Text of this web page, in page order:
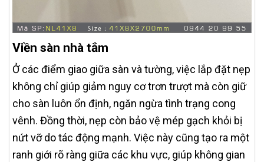
Viền sàn nhà tắm
Ở các điểm giao giữa sàn và tường, việc lắp đặt nẹp
không chỉ giúp giảm nguy cơ trơn trượt mà còn giữ
cho sàn luôn ổn định, ngăn ngừa tình trạng cong
vênh. Đồng thời, nẹp còn bảo vệ mép gạch khỏi bị
nứt vỡ do tác động mạnh. Việc này cũng tạo ra một
ranh giới rõ ràng giữa các khu vực, giúp không gian